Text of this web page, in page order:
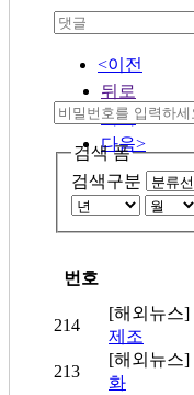
<이전
뒤로
목록
다음>
검색 폼
검색구분
번호
214
[해외뉴스]
제조
213
[해외뉴스]
화